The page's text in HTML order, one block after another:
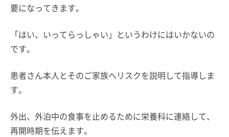
要になってきます。
「はい、いってらっしゃい」というわけにはいかないの
です。
患者さん本人とそのご家族へリスクを説明して指導しま
す。
外出、外泊中の食事を止めるために栄養科に連絡して、
再開時期を伝えます。